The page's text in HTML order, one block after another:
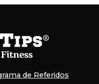
de Referidos